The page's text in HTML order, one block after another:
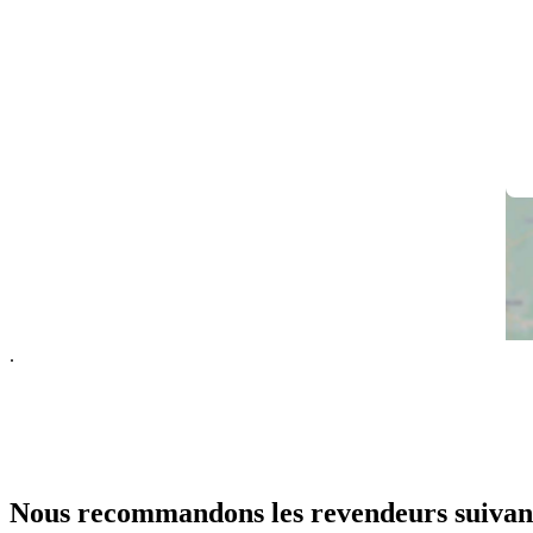
.
Nous recommandons les revendeurs